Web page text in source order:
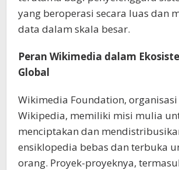
yang beroperasi secara luas dan
data dalam skala besar.
Peran Wikimedia dalam
Global
Wikimedia Foundation,
Wikipedia, memiliki misi mulia
menciptakan dan
ensiklopedia bebas dan terbuka
orang. Proyek-proyeknya,